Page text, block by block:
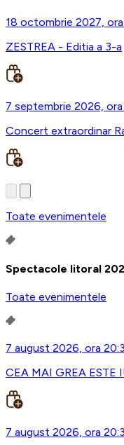
18 octombrie 2027,
ZESTREA - Editia a 3-a
7 septembrie 2026,
Concert extraordinar
Toate evenimentele
Spectacole litoral
Toate evenimentele
7 august 2026, ora
CEA MAI GREA ESTE
7 august 2026, ora